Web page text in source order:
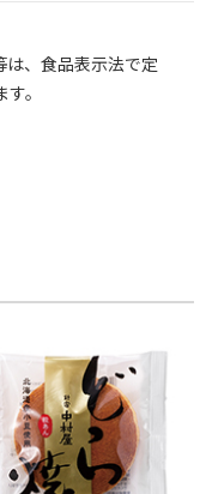
、食品表示法で定
。